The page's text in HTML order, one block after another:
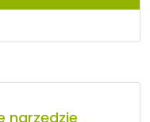
narzędzie